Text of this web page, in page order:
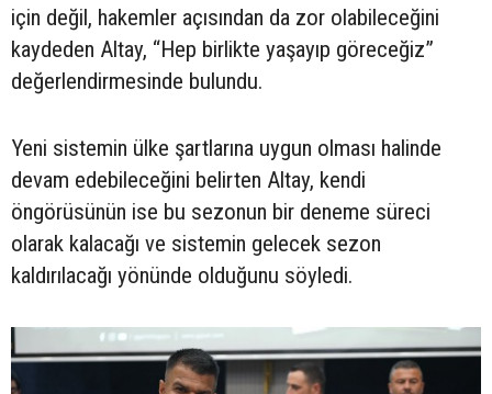
için değil, hakemler açısından da zor olabileceğini
kaydeden Altay, “Hep birlikte yaşayıp göreceğiz”
değerlendirmesinde bulundu.
Yeni sistemin ülke şartlarına uygun olması halinde
devam edebileceğini belirten Altay, kendi
öngörüsünün ise bu sezonun bir deneme süreci
olarak kalacağı ve sistemin gelecek sezon
kaldırılacağı yönünde olduğunu söyledi.